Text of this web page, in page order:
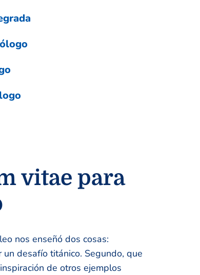
vitae para
nos enseñó dos cosas:
desafío titánico. Segundo, que
de otros ejemplos